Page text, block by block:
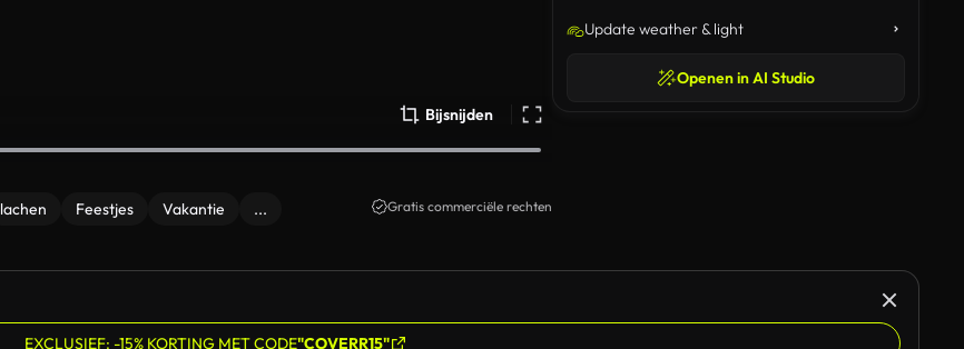
Bijsnijden
lachen Feestjes Vakantie ... Gratis commerciële rechten
Update weather & light
Openen in AI Studio
EXCLUSIEF: -15% KORTING MET CODE"COVERR15"